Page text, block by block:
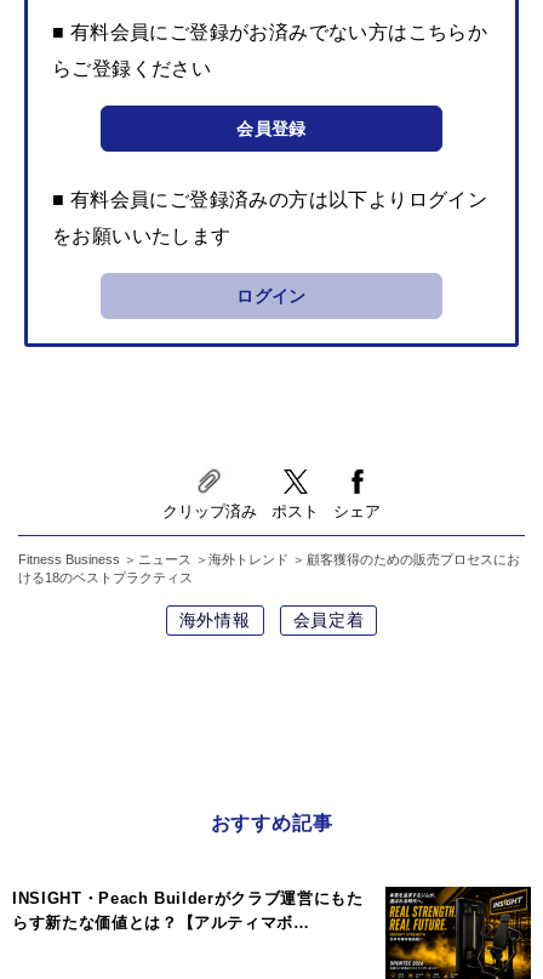
■ 有料会員にご登録がお済みでない方はこちらか
らご登録ください
会員登録
■ 有料会員にご登録済みの方は以下よりログイン
をお願いいたします
ログイン
クリップ済み ポスト シェア
Fitness Business ニュース 海外トレンド
顧客獲得のための販売プロセスにお
ける18のベストプラクティス
海外情報 会員定着
おすすめ記事
INSIGHT・Peach Builderがクラブ運営にもた
らす新たな価値とは？【アルティマボ…